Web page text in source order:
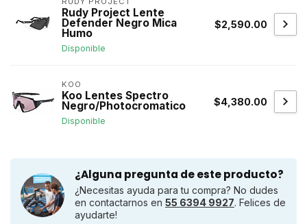
Rudy Project Lente
Defender Negro Mica
Humo
Disponible
$2,590.00
KOO
Koo Lentes Spectro
Negro/Photocromatico
Disponible
$4,380.00
¿Alguna pregunta de este producto?
¿Necesitas ayuda para tu compra? No dudes
en contactarnos en 55 6394 9927. Felices de
ayudarte!